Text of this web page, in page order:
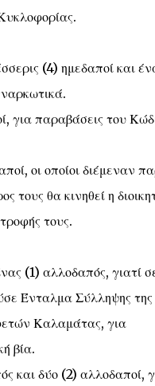
(4) ημεδαποί και
για παραβάσεις του
οι οποίοι διέμεναν
τους θα κινηθεί η
τους.
(1) αλλοδαπός, γιατί
Ένταλμα Σύλληψης της
Καλαμάτας, για
βία.
και δύο (2) αλλοδαποί,